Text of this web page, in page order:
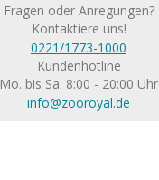
Fragen oder Anregungen?
Kontaktiere uns!
0221/1773-1000
Kundenhotline
Mo. bis Sa. 8:00 - 20:00 Uhr
info@zooroyal.de